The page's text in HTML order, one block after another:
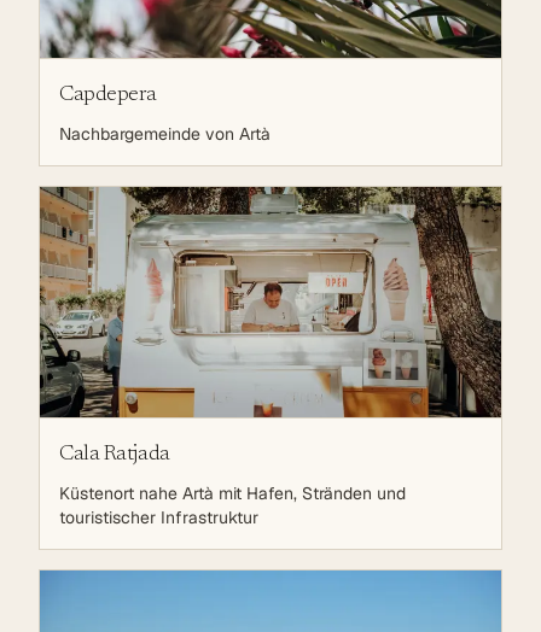
Capdepera
Nachbargemeinde von Artà
Cala Ratjada
Küstenort nahe Artà mit Hafen, Stränden und
touristischer Infrastruktur